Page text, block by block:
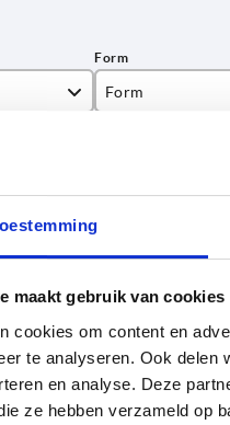
maakt gebruik van cookies
cookies om content en
te analyseren. Ook delen
en analyse. Deze
ze hebben verzameld op
Form
Abschluss Ihrer Bestellung
A D D1
102 13,5 33